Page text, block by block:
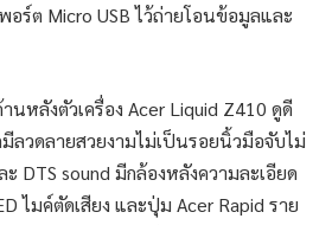
ร์ต Micro USB ไว้ถ่ายโอนข้อมูลและ
นหลังตัวเครื่อง Acer Liquid Z410 ดูดี
ลวดลายสวยงามไม่เป็นรอยนิ้วมือจับไม่
DTS sound มีกล้องหลังความละเอียด
ไมค์ตัดเสียง และปุ่ม Acer Rapid ราย